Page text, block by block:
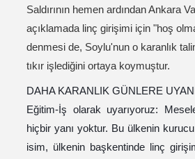
Saldırının hemen ardından Ankara
açıklamada linç girişimi için "hoş
denmesi de, Soylu'nun o karanlık
tıkır işlediğini ortaya koymuştur.
DAHA KARANLIK GÜNLERE
Eğitim-İş olarak uyarıyoruz:
hiçbir yanı yoktur. Bu ülkenin
isim, ülkenin başkentinde linç